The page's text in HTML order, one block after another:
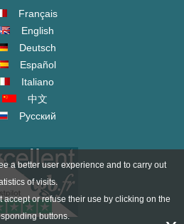
Français
English
Deutsch
Español
Italiano
中文
Русский
a better user experience and to carry out
of visits.
accept or refuse their use by clicking on the
buttons.